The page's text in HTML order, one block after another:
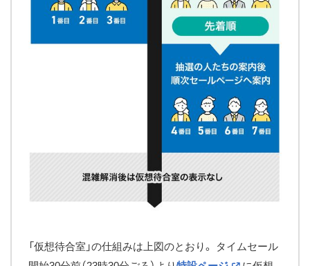
「仮想待合室」の仕組みは上図のとおり。 タイムセール